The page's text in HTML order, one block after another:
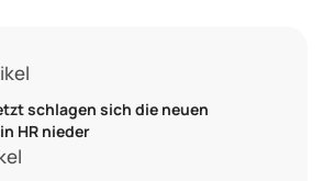
schlagen sich die neuen
HR nieder